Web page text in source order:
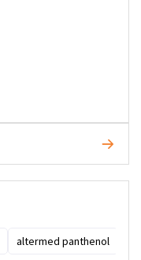
altermed panthenol